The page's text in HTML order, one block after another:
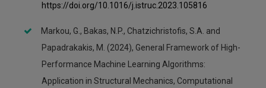
https://doi.org/10.1016/j.istruc.2023.105816
Markou, G., Bakas, N.P., Chatzichristofis, S.A. and
Papadrakakis, M. (2024), General Framework of High-
Performance Machine Learning Algorithms:
Application in Structural Mechanics, Computational